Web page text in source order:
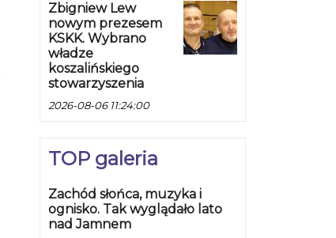
Zbigniew Lew
nowym prezesem
KSKK. Wybrano
władze
koszalińskiego
stowarzyszenia
2026-08-06 11:24:00
TOP galeria
Zachód słońca, muzyka i
ognisko. Tak wyglądało lato
nad Jamnem